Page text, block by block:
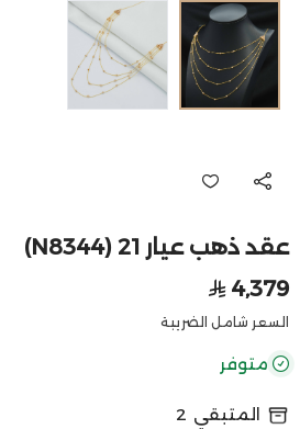
عقد ذهب عيار 21 (N8344)
4,379
السعر شامل الضريبة
متوفر
المتبقي 2